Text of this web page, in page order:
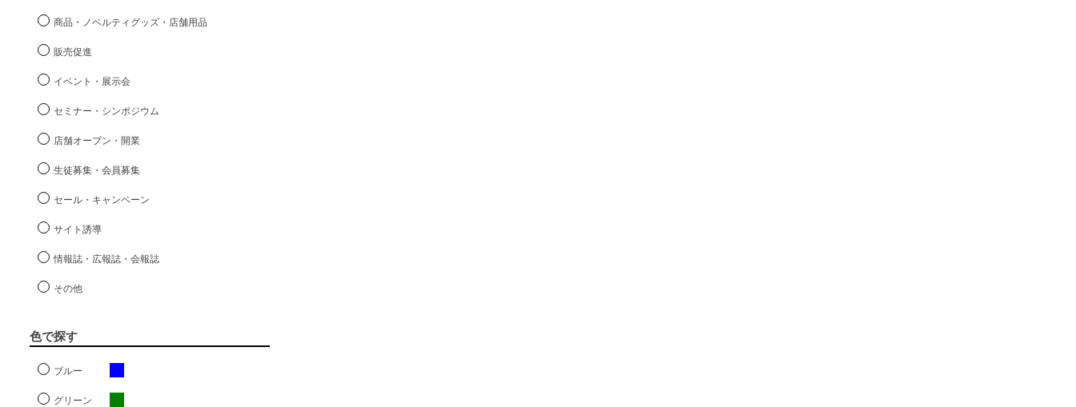
商品・ノベルティグッズ・店舗用品
販売促進
イベント・展示会
セミナー・シンポジウム
店舗オープン・開業
生徒募集・会員募集
セール・キャンペーン
サイト誘導
情報誌・広報誌・会報誌
その他
色で探す
ブルー
グリーン